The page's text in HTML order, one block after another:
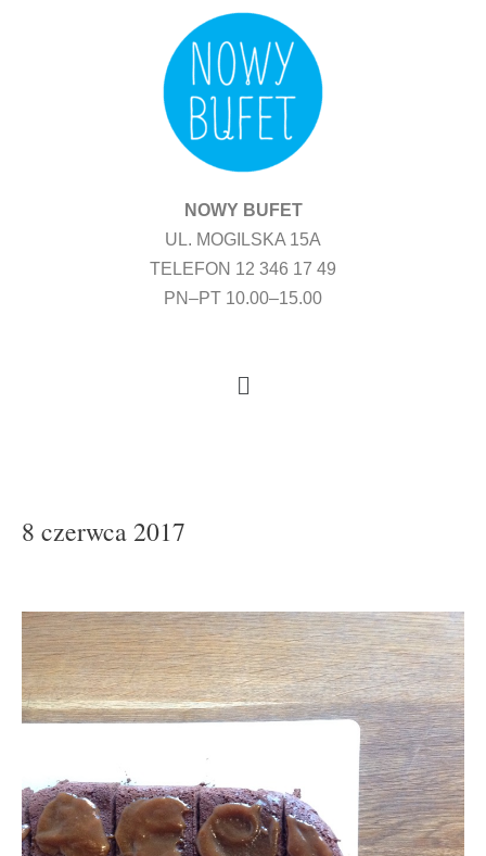
NOWY BUFET
UL. MOGILSKA 15A
TELEFON 12 346 17 49
PN–PT 10.00–15.00
Menu
8 czerwca 2017